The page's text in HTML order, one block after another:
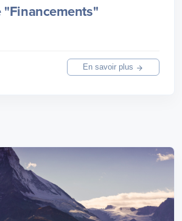
"Financements"
En savoir plus